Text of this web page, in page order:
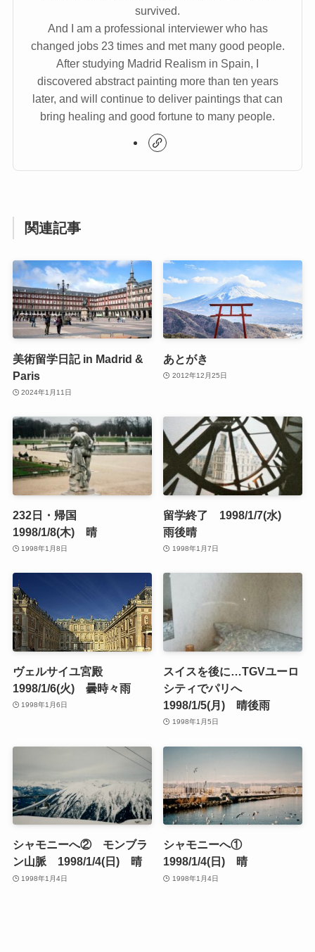
survived.
And I am a professional interviewer who has
changed jobs 23 times and met many good people.
After studying Madrid Realism in Spain, I
discovered abstract painting more than ten years
later, and will continue to deliver paintings that can
bring healing and good fortune to many people.
関連記事
美術留学日記 in Madrid &
Paris
2024年1月11日
あとがき
2012年12月25日
232日・帰国
1998/1/8(木) 晴
1998年1月8日
留学終了 1998/1/7(水)
雨後晴
1998年1月7日
ヴェルサイユ宮殿
1998/1/6(火) 曇時々雨
1998年1月6日
スイスを後に…TGVユーロ
シティでパリへ
1998/1/5(月) 晴後雨
1998年1月5日
シャモニーへ② モンブラ
ン山脈 1998/1/4(日) 晴
1998年1月4日
シャモニーへ①
1998/1/4(日) 晴
1998年1月4日